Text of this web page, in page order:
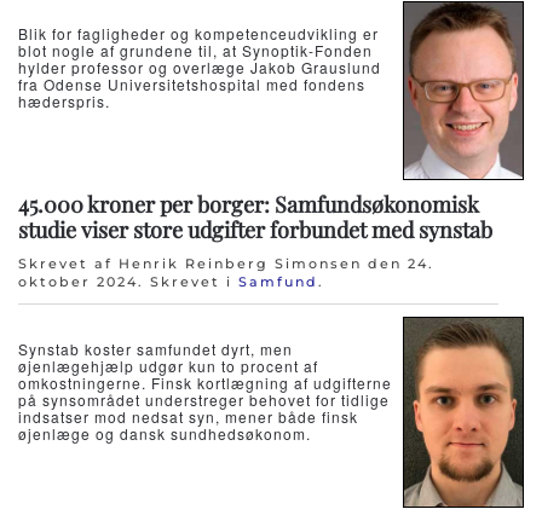
Blik for fagligheder og kompetenceudvikling er
blot nogle af grundene til, at Synoptik-Fonden
hylder professor og overlæge Jakob Grauslund
fra Odense Universitetshospital med fondens
hæderspris.
45.000 kroner per borger: Samfundsøkonomisk
studie viser store udgifter forbundet med synstab
Skrevet af Henrik Reinberg Simonsen den 24.
oktober 2024. Skrevet i Samfund .
Synstab koster samfundet dyrt, men
øjenlægehjælp udgør kun to procent af
omkostningerne. Finsk kortlægning af udgifterne
på synsområdet understreger behovet for tidlige
indsatser mod nedsat syn, mener både finsk
øjenlæge og dansk sundhedsøkonom.